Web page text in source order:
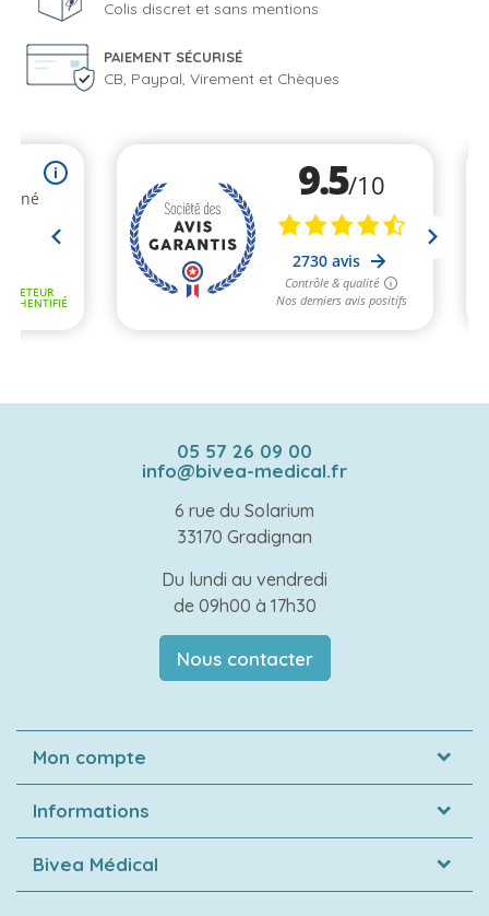
Colis discret et sans mentions
PAIEMENT SÉCURISÉ
CB, Paypal, Virement et Chèques
05 57 26 09 00
info@bivea-medical.fr
6 rue du Solarium
33170 Gradignan
Du lundi au vendredi
de 09h00 à 17h30
Nous contacter
Mon compte
Informations
Bivea Médical